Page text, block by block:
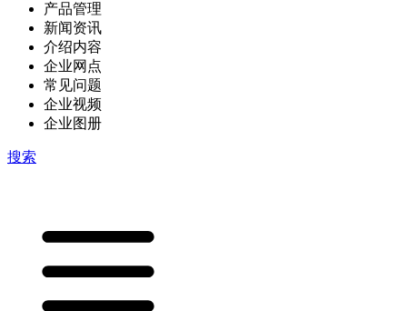
产品管理
新闻资讯
介绍内容
企业网点
常见问题
企业视频
企业图册
搜索